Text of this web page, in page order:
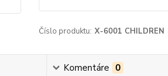
Číslo produktu: X-6001 CHILDREN
Komentáre 0